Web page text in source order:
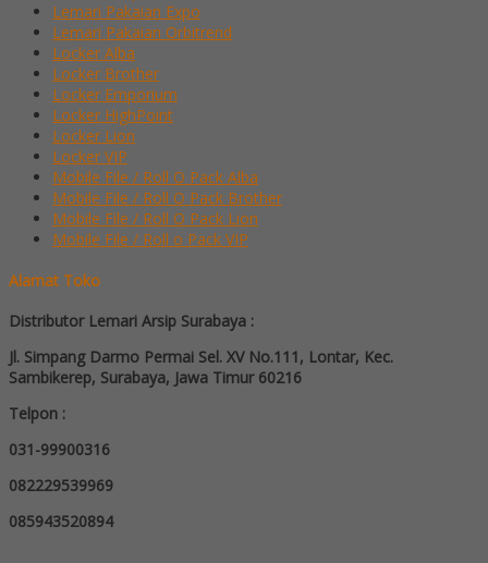
Lemari Pakaian Expo
Lemari Pakaian Orbitrend
Locker Alba
Locker Brother
Locker Emporium
Locker HighPoint
Locker Lion
Locker VIP
Mobile File / Roll O Pack Alba
Mobile File / Roll O Pack Brother
Mobile File / Roll O Pack Lion
Mobile File / Roll o Pack VIP
Alamat Toko
Distributor Lemari Arsip Surabaya :
Jl. Simpang Darmo Permai Sel. XV No.111, Lontar, Kec.
Sambikerep, Surabaya, Jawa Timur 60216
Telpon :
031-99900316
082229539969
085943520894